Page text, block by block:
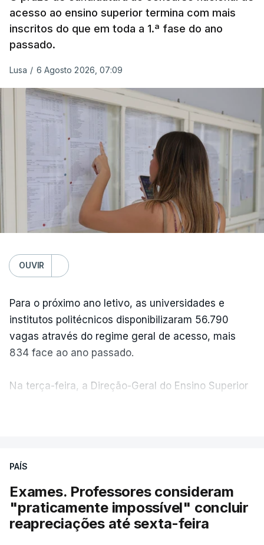
acesso ao ensino superior termina com mais
inscritos do que em toda a 1.ª fase do ano
passado.
Lusa / 6 Agosto 2026, 07:09
OUVIR
Para o próximo ano letivo, as universidades e
institutos politécnicos disponibilizaram 56.790
vagas através do regime geral de acesso, mais
834 face ao ano passado.
Na terça-feira, a Direção-Geral do Ensino Superior
No primeiro dia do concurso deste ano, apenas
304 alunos tinham apresentado candidatura, muito
abaixo dos 10 mil que o tinham feito no primeiro dia
do concurso do ano passado.
PAÍS
Exames. Professores consideram
"praticamente impossível" concluir
reapreciações até sexta-feira